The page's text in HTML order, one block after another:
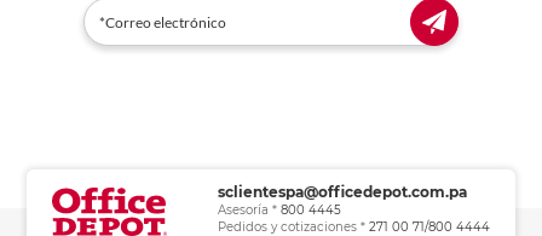
sclientespa@officedepot.com.pa
Asesoría * 800 4445
Pedidos y cotizaciones * 271 00 71/800 4444